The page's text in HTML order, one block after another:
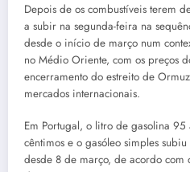
Depois de os combustíveis terem
a subir na segunda-feira na
desde o início de março num
no Médio Oriente, com os preços
encerramento do estreito de
mercados internacionais.
Em Portugal, o litro de gasolina
cêntimos e o gasóleo simples
desde 8 de março, de acordo com